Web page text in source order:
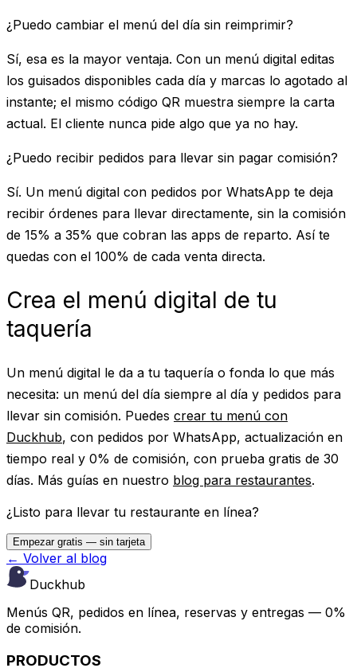
¿Puedo cambiar el menú del día sin reimprimir?
Sí, esa es la mayor ventaja. Con un menú digital editas
los guisados disponibles cada día y marcas lo agotado al
instante; el mismo código QR muestra siempre la carta
actual. El cliente nunca pide algo que ya no hay.
¿Puedo recibir pedidos para llevar sin pagar comisión?
Sí. Un menú digital con pedidos por WhatsApp te deja
recibir órdenes para llevar directamente, sin la comisión
de 15% a 35% que cobran las apps de reparto. Así te
quedas con el 100% de cada venta directa.
Crea el menú digital de tu
taquería
Un menú digital le da a tu taquería o fonda lo que más
necesita: un menú del día siempre al día y pedidos para
llevar sin comisión. Puedes crear tu menú con
Duckhub, con pedidos por WhatsApp, actualización en
tiempo real y 0% de comisión, con prueba gratis de 30
días. Más guías en nuestro blog para restaurantes.
¿Listo para llevar tu restaurante en línea?
Empezar gratis — sin tarjeta
← Volver al blog
Duckhub
Menús QR, pedidos en línea, reservas y entregas — 0%
de comisión.
PRODUCTOS